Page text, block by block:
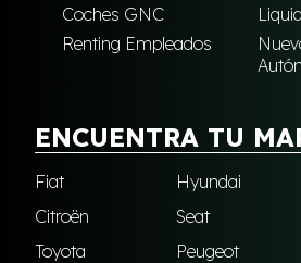
Coches GNC
Renting Empleados
ENCUENTRA TU
Fiat Hyundai
Citroën
Seat
Toyota
Peugeot